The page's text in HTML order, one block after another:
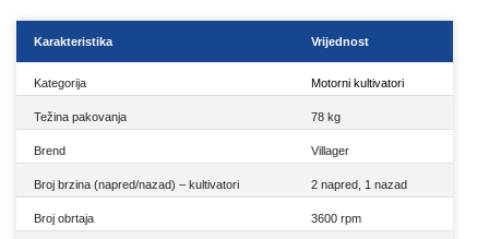
Karakteristika Vrijednost
Kategorija Motorni kultivatori
Težina pakovanja 78 kg
Brend Villager
Broj brzina (napred/nazad) – kultivatori 2 napred, 1 nazad
Broj obrtaja 3600 rpm